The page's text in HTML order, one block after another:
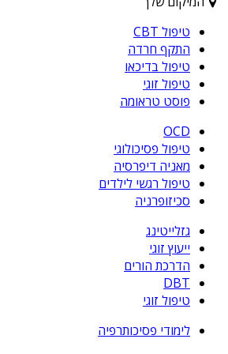
טיפול CBT
התקף חרדה
טיפול בדיכאו
טיפול זוגי
פוסט טראומה
OCD
טיפול פסיכולוגי
מאניה דיפרסיה
טיפול רגשי לילדים
סכיזופרניה
גזלייטינג
ייעוץ זוגי
הדרכת הורים
DBT
טיפול זוגי
לימודי פסיכותרפיה